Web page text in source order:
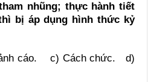
nhũng; thực hành tiết
bị áp dụng hình thức kỷ
cáo. c) Cách chức. d)